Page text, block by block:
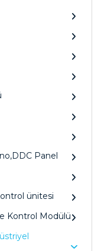
Panel
ünitesi
Kontrol Modülü